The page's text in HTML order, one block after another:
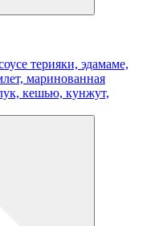
терияки, эдамаме,
маринованная
кешью, кунжут,